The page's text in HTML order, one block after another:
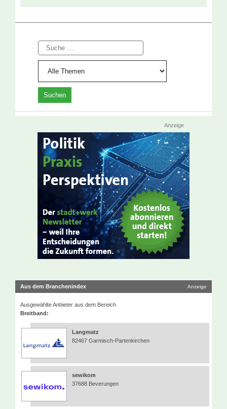
Suche
Anzeige
Aus dem Branchenindex Anzeige
Ausgewählte Anbieter aus dem Bereich
Breitband:
Langmatz
82467 Garmisch-Partenkirchen
sewikom
37688 Beverungen